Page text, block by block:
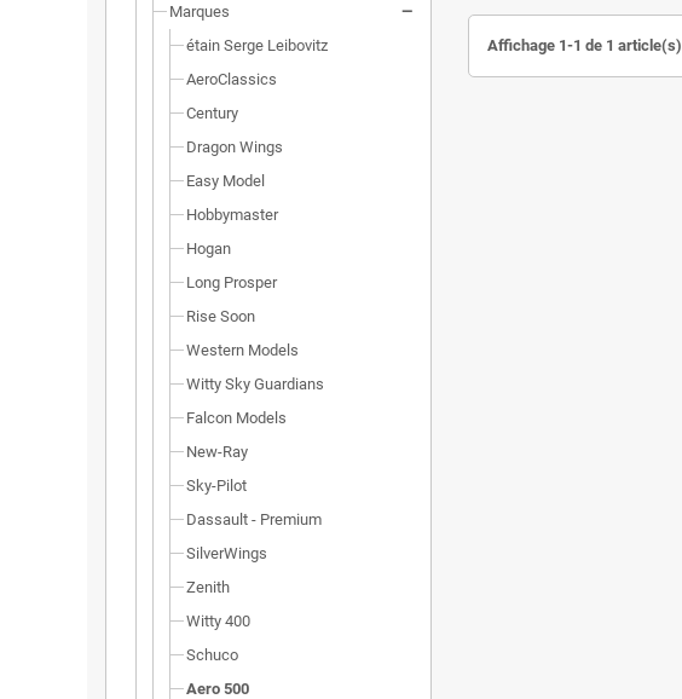
Marques
étain Serge Leibovitz
AeroClassics
Century
Dragon Wings
Easy Model
Hobbymaster
Hogan
Long Prosper
Rise Soon
Western Models
Witty Sky Guardians
Falcon Models
New-Ray
Sky-Pilot
Dassault - Premium
SilverWings
Zenith
Witty 400
Schuco
Aero 500
Affichage 1-1 de 1 article(s)